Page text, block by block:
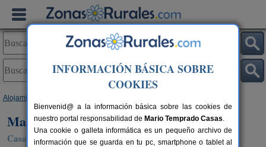
Alojamientos
Mas Merolla
Casa Rural en Gombrèn (Girona)
INFORMACIÓN BÁSICA SOBRE
COOKIES
Bienvenid@ a la información básica sobre las cookies de
nuestro portal responsabilidad de Mario Temprado Casas.
Una cookie o galleta informática es un pequeño archivo de
información que se guarda en tu pc, smartphone o tablet al